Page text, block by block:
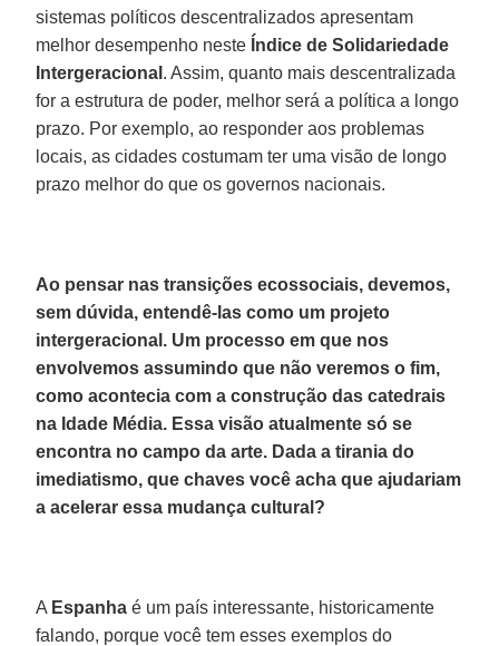
sistemas políticos descentralizados apresentam
melhor desempenho neste Índice de Solidariedade
Intergeracional . Assim, quanto mais descentralizada
for a estrutura de poder, melhor será a política a longo
prazo. Por exemplo, ao responder aos problemas
locais, as cidades costumam ter uma visão de longo
prazo melhor do que os governos nacionais.
Ao pensar nas transições ecossociais, devemos,
sem dúvida, entendê-las como um projeto
intergeracional. Um processo em que nos
envolvemos assumindo que não veremos o fim,
como acontecia com a construção das catedrais
na Idade Média. Essa visão atualmente só se
encontra no campo da arte. Dada a tirania do
imediatismo, que chaves você acha que ajudariam
a acelerar essa mudança cultural?
A Espanha é um país interessante, historicamente
falando, porque você tem esses exemplos do